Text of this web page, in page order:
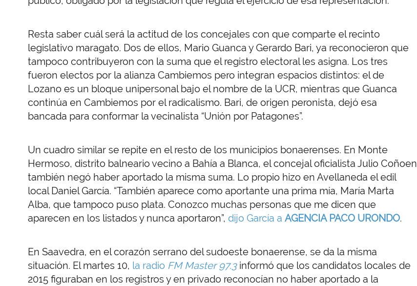
Resta saber cuál será la actitud de los concejales con que comparte el recinto
legislativo maragato. Dos de ellos, Mario Guanca y Gerardo Bari, ya reconocieron que
tampoco contribuyeron con la suma que el registro electoral les asigna. Los tres
fueron electos por la alianza Cambiemos pero integran espacios distintos: el de
Lozano es un bloque unipersonal bajo el nombre de la UCR, mientras que Guanca
continúa en Cambiemos por el radicalismo. Bari, de origen peronista, dejó esa
bancada para conformar la vecinalista “Unión por Patagones”.
Un cuadro similar se repite en el resto de los municipios bonaerenses. En Monte
Hermoso, distrito balneario vecino a Bahía a Blanca, el concejal oficialista Julio Coñoen
también negó haber aportado la misma suma. Lo propio hizo en Avellaneda el edil
local Daniel García. “También aparece como aportante una prima mía, María Marta
Alba, que tampoco puso plata. Conozco muchas personas que me dicen que
aparecen en los listados y nunca aportaron”, dijo García a AGENCIA PACO URONDO.
En Saavedra, en el corazón serrano del sudoeste bonaerense, se da la misma
situación. El martes 10, la radio FM Master 97.3informó que los candidatos locales de
2015 figuraban en los registros y en privado reconocían no haber aportado a la